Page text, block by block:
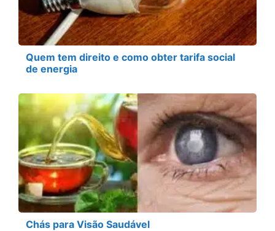
Quem tem direito e como obter tarifa social
de energia
Chás para Visão Saudável